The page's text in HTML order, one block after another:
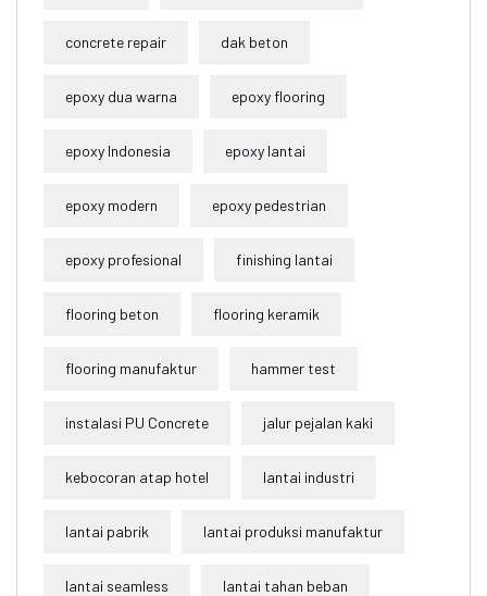
concrete repair dak beton
epoxy dua warna epoxy flooring
epoxy Indonesia epoxy lantai
epoxy modern epoxy pedestrian
epoxy profesional finishing lantai
flooring beton flooring keramik
flooring manufaktur hammer test
instalasi PU Concrete jalur pejalan kaki
kebocoran atap hotel lantai industri
lantai pabrik lantai produksi manufaktur
lantai seamless lantai tahan beban